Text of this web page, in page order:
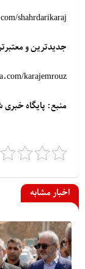
جدیدترین و
منبع: پایگاه
اخبار مشابه